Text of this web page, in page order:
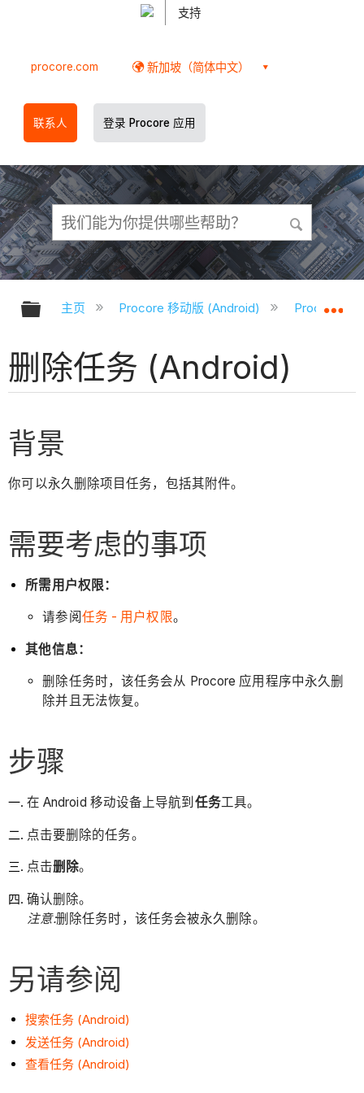
支持
procore.com 新加坡（简体中文）
联系人 登录 Procore 应用
扩展/隐缩全局层次
主页 Procore 移动版 (Android) Procore
删除任务 (Android)
背景
你可以永久删除项目任务，包括其附件。
需要考虑的事项
所需用户权限：
请参阅 任务 - 用户权限。
其他信息：
删除任务时，该任务会从 Procore 应用程序中永久删
除并且无法恢复。
步骤
在 Android 移动设备上导航到 任务工具。
点击要删除的任务。
点击删除。
确认删除。
注意:删除任务时，该任务会被永久删除。
另请参阅
搜索任务 (Android)
发送任务 (Android)
查看任务 (Android)